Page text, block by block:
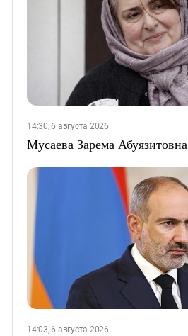
14:30, 6 августа 2026
Мусаева Зарема Абуязитовна
14:03, 6 августа 2026